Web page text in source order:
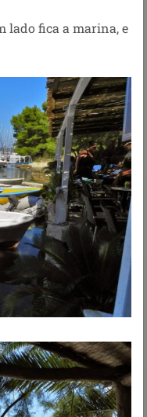
lado fica a marina, e